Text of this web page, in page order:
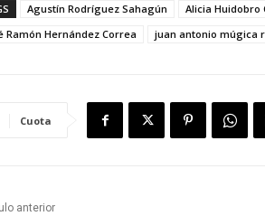
Agustín Rodríguez Sahagún Alicia Huidobro
Ramón Hernández Correa
juan antonio múgica
Cuota
anterior